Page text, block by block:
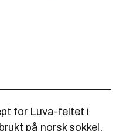
for Luva-feltet i
på norsk sokkel.